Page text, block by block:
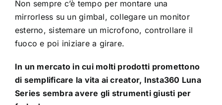
Non sempre c’è tempo per montare una
mirrorless su un gimbal, collegare un monitor
esterno, sistemare un microfono, controllare il
fuoco e poi iniziare a girare.
In un mercato in cui molti prodotti promettono
di semplificare la vita ai creator, Insta360 Luna
Series sembra avere gli strumenti giusti per